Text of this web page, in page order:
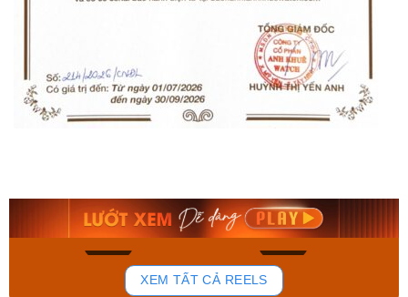
167
Mua ngay Mua ngay
XEM TẤT CẢ REELS